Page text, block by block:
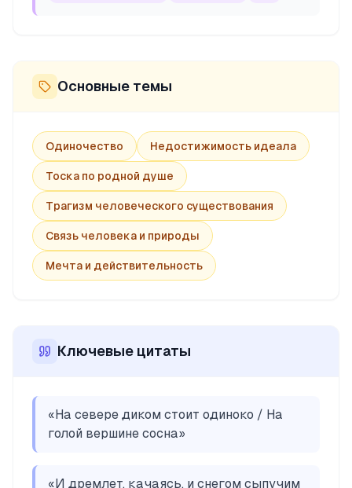
Основные темы
Одиночество Недостижимость идеала
Тоска по родной душе
Трагизм человеческого существования
Связь человека и природы
Мечта и действительность
Ключевые цитаты
«На севере диком стоит одиноко / На
голой вершине сосна»
«И дремлет, качаясь, и снегом сыпучим